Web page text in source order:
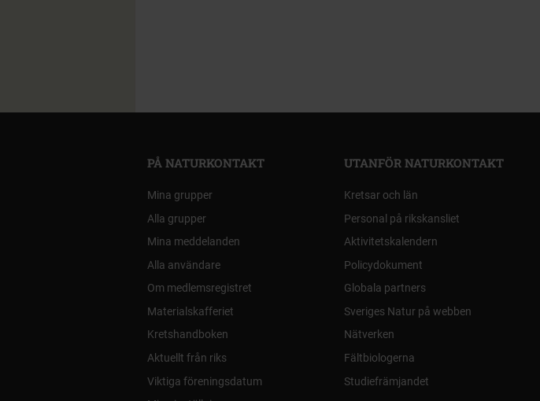
PÅ NATURKONTAKT
Mina grupper
Alla grupper
Mina meddelanden
Alla användare
Om medlemsregistret
Materialskafferiet
Kretshandboken
Aktuellt från riks
Viktiga föreningsdatum
UTANFÖR NATURKONTAKT
Kretsar och län
Personal på rikskansliet
Aktivitetskalendern
Policydokument
Globala partners
Sveriges Natur på webben
Nätverken
Fältbiologerna
Studiefrämjandet